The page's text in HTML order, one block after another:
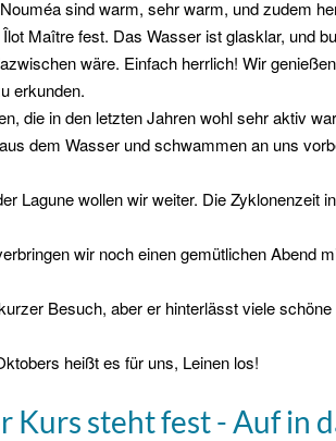
sind warm, sehr warm, und zudem
Maître fest. Das Wasser ist glasklar, und
wäre. Einfach herrlich! Wir
erkunden.
die in den letzten Jahren wohl sehr aktiv
dem Wasser und schwammen an uns
Lagune wollen wir weiter. Die Zyklonenzeit
wir noch einen gemütlichen Abend
Besuch, aber er hinterlässt viele
heißt es für uns, Leinen los!
Kurs steht fest - Auf in